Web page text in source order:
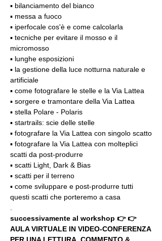
▪️ bilanciamento del bianco
▪️ messa a fuoco
▪️ iperfocale cos'è e come calcolarla
▪️ tecniche per evitare il mosso e il
micromosso
▪️ lunghe esposizioni
▪️ la gestione della luce notturna naturale e
artificiale
▪️ come fotografare le stelle e la Via Lattea
▪️ sorgere e tramontare della Via Lattea
▪️ stella Polare - Polaris
▪️ startrails: scie delle stelle
▪️ fotografare la Via Lattea con singolo scatto
▪️ fotografare la Via Lattea con molteplici
scatti da post-produrre
▪️ scatti Light, Dark & Bias
▪️ scatti per il terreno
▪️ come sviluppare e post-produrre tutti
questi scatti che porteremo a casa
successivamente al workshop 👉 👉
AULA VIRTUALE IN VIDEO-CONFERENZA